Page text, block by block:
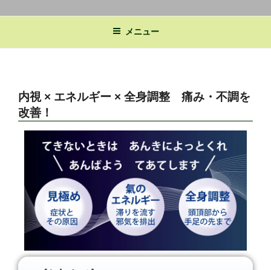
メニュー
内視 × エネルギー × 全身調整 痛み・不調を
改善！